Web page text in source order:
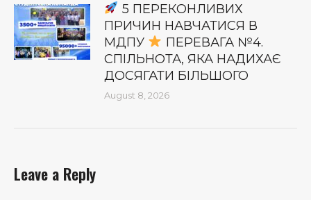
5 ПЕРЕКОНЛИВИХ
ПРИЧИН НАВЧАТИСЯ В
МДПУ
ПЕРЕВАГА №4.
СПІЛЬНОТА, ЯКА НАДИХАЄ
ДОСЯГАТИ БІЛЬШОГО
August 8, 2026
Leave a Reply